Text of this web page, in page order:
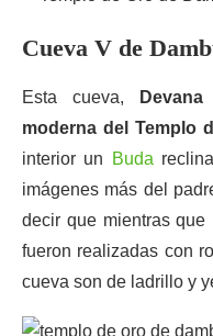
Cueva V de
Esta cueva,
moderna del Templo
interior un
Buda
imágenes más del
decir que mientras
fueron realizadas con
cueva son de ladrillo y